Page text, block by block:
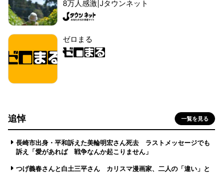
8万人感激|Jタウンネット
ゼロまる
追悼 一覧を見る
長崎市出身・平和訴えた美輪明宏さん死去 ラストメッセージでも
訴え「愛があれば 戦争なんか起こりません」
つげ義春さんと白土三平さん カリスマ漫画家、二人の「違い」と